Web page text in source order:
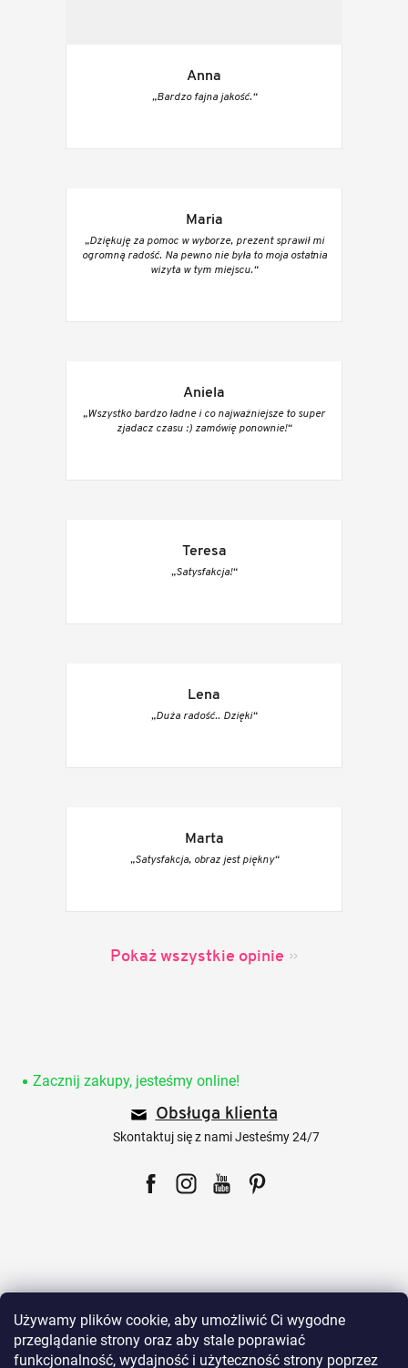
Używamy plików cookie, aby umożliwić Ci wygodne
przeglądanie strony oraz aby stale poprawiać
funkcjonalność, wydajność i użyteczność strony poprzez
Anna
„Bardzo fajna jakość.“
Maria
„Dziękuję za pomoc w wyborze, prezent sprawił mi
ogromną radość. Na pewno nie była to moja ostatnia
wizyta w tym miejscu.“
Aniela
„Wszystko bardzo ładne i co najważniejsze to super
zjadacz czasu :) zamówię ponownie!“
Teresa
„Satysfakcja!“
Lena
„Duża radość.. Dzięki“
Marta
„Satysfakcja, obraz jest piękny“
Pokaż wszystkie opinie
Zacznij zakupy, jesteśmy online!
Obsługa klienta
Skontaktuj się z nami Jesteśmy 24/7
Dla klientów